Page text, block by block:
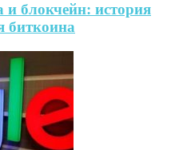
блокчейн: история
биткоина